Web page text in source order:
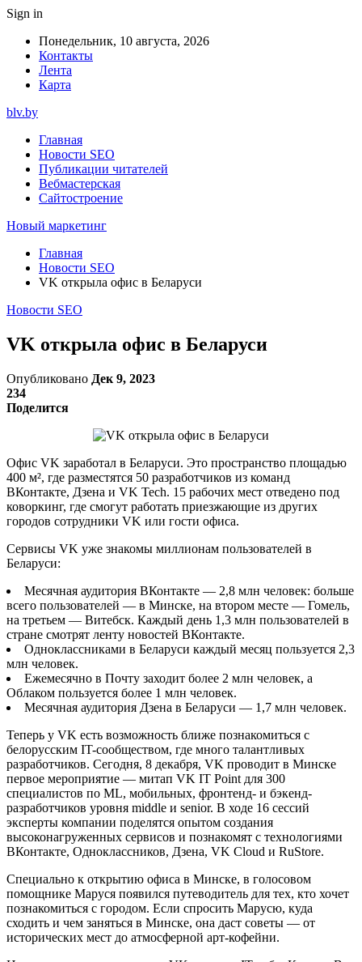
Sign in
Понедельник, 10 августа, 2026
Контакты
Лента
Карта
blv.by
Главная
Новости SEO
Публикации читателей
Вебмастерская
Сайтостроение
Новый маркетинг
Главная
Новости SEO
VK открыла офис в Беларуси
Новости SEO
VK открыла офис в Беларуси
Опубликовано Дек 9, 2023
234
Поделится
Офис VK заработал в Беларуси. Это пространство площадью
400 м², где разместятся 50 разработчиков из команд
ВКонтакте, Дзена и VK Tech. 15 рабочих мест отведено под
коворкинг, где смогут работать приезжающие из других
городов сотрудники VK или гости офиса.
Сервисы VK уже знакомы миллионам пользователей в
Беларуси:
Месячная аудитория ВКонтакте — 2,8 млн человек: больше
всего пользователей — в Минске, на втором месте — Гомель,
на третьем — Витебск. Каждый день 1,3 млн пользователей в
стране смотрят ленту новостей ВКонтакте.
Одноклассниками в Беларуси каждый месяц пользуется 2,3
млн человек.
Ежемесячно в Почту заходит более 2 млн человек, а
Облаком пользуется более 1 млн человек.
Месячная аудитория Дзена в Беларуси — 1,7 млн человек.
Теперь у VK есть возможность ближе познакомиться с
белорусским IT-сообществом, где много талантливых
разработчиков. Сегодня, 8 декабря, VK проводит в Минске
первое мероприятие — митап VK IT Point для 300
специалистов по ML, мобильных, фронтенд- и бэкенд-
разработчиков уровня middle и senior. В ходе 16 сессий
эксперты компании поделятся опытом создания
высоконагруженных сервисов и познакомят с технологиями
ВКонтакте, Одноклассников, Дзена, VK Cloud и RuStore.
Специально к открытию офиса в Минске, в голосовом
помощнике Маруся появился путеводитель для тех, кто хочет
познакомиться с городом. Если спросить Марусю, куда
сходить и чем заняться в Минске, она даст советы — от
исторических мест до атмосферной арт-кофейни.